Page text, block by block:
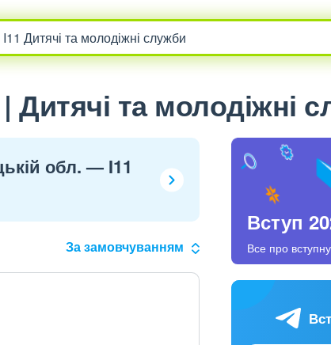
та молодіжні
обл. — I11
За замовчуванням
Вступ
Все про